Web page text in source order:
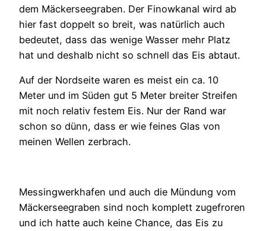
dem Mäckerseegraben. Der Finowkanal wird ab
hier fast doppelt so breit, was natürlich auch
bedeutet, dass das wenige Wasser mehr Platz
hat und deshalb nicht so schnell das Eis abtaut.
Auf der Nordseite waren es meist ein ca. 10
Meter und im Süden gut 5 Meter breiter Streifen
mit noch relativ festem Eis. Nur der Rand war
schon so dünn, dass er wie feines Glas von
meinen Wellen zerbrach.
Messingwerkhafen und auch die Mündung vom
Mäckerseegraben sind noch komplett zugefroren
und ich hatte auch keine Chance, das Eis zu